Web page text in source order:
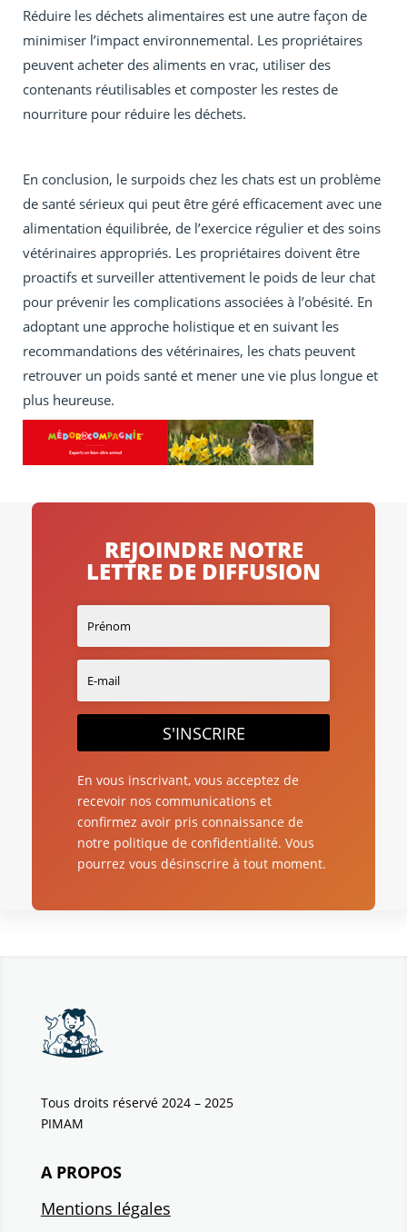
Réduire les déchets alimentaires est une autre façon de
minimiser l’impact environnemental. Les propriétaires
peuvent acheter des aliments en vrac, utiliser des
contenants réutilisables et composter les restes de
nourriture pour réduire les déchets.
En conclusion, le surpoids chez les chats est un problème
de santé sérieux qui peut être géré efficacement avec une
alimentation équilibrée, de l’exercice régulier et des soins
vétérinaires appropriés. Les propriétaires doivent être
proactifs et surveiller attentivement le poids de leur chat
pour prévenir les complications associées à l’obésité. En
adoptant une approche holistique et en suivant les
recommandations des vétérinaires, les chats peuvent
retrouver un poids santé et mener une vie plus longue et
plus heureuse.
REJOINDRE NOTRE
LETTRE DE DIFFUSION
S'INSCRIRE
En vous inscrivant, vous acceptez de
recevoir nos communications et
confirmez avoir pris connaissance de
notre politique de confidentialité. Vous
pourrez vous désinscrire à tout moment.
Tous droits réservé 2024 – 2025
PIMAM
A PROPOS
Mentions légales